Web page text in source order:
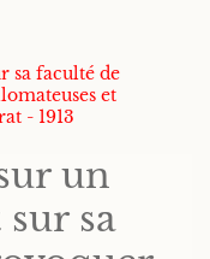
sa faculté de
et
- 1913
un
sa